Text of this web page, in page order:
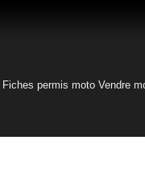
Fiches permis moto Vendre